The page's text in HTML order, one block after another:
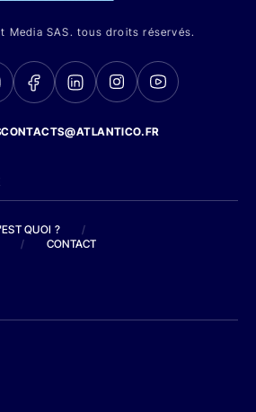
Media SAS. tous droits réservés.
QUOI ?
/
/ CONTACT